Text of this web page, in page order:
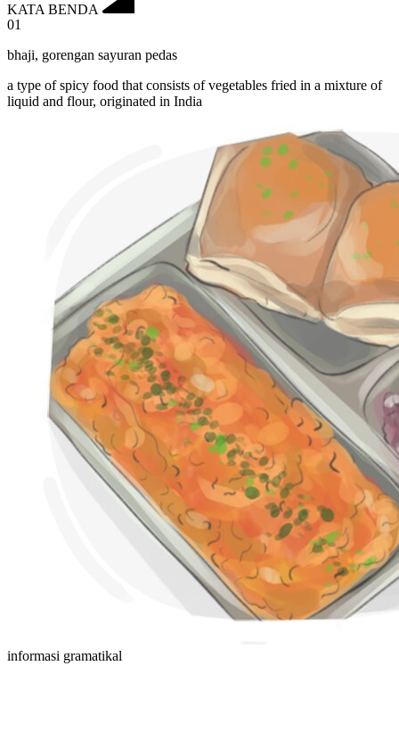
KATA BENDA
01
bhaji, gorengan sayuran pedas
a type of spicy food that consists of vegetables fried in a mixture of
liquid and flour, originated in India
informasi gramatikal